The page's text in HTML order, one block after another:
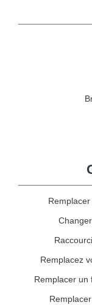
Remplacez
Remplacer un